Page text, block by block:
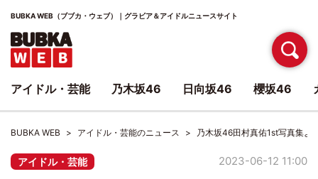
BUBKA WEB（ブブカ・ウェブ）｜グラビア＆アイドルニュースサイト
BUBKA WEB アイドル・芸能のニュース 乃木坂46田村真佑1st写真集よ
アイドル・芸能 2023-06-12 11:00
アイドル・芸能 乃木坂46 日向坂46 櫻坂46